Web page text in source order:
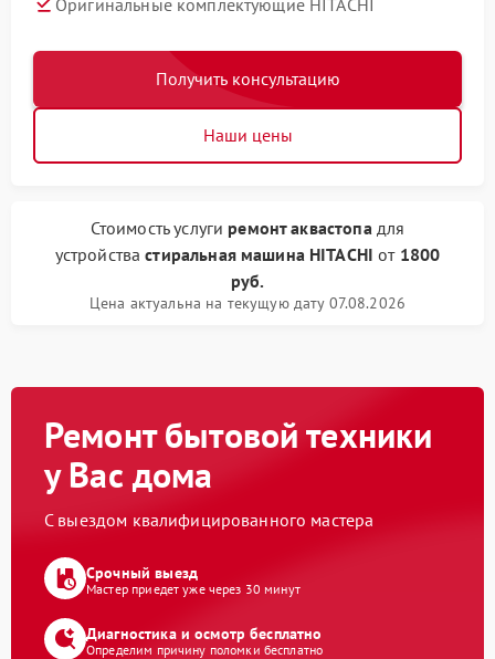
Получить консультацию
Наши цены
Стоимость услуги ремонт аквастопадля
устройствастиральная машина HITACHI от 1800
руб.
Цена актуальна на текущую дату 07.08.2026
Ремонт бытовой техники
у Вас дома
С выездом квалифицированного мастера
Срочный выезд
Мастер приедет уже через 30 минут
Диагностика и осмотр бесплатно
Определим причину поломки бесплатно